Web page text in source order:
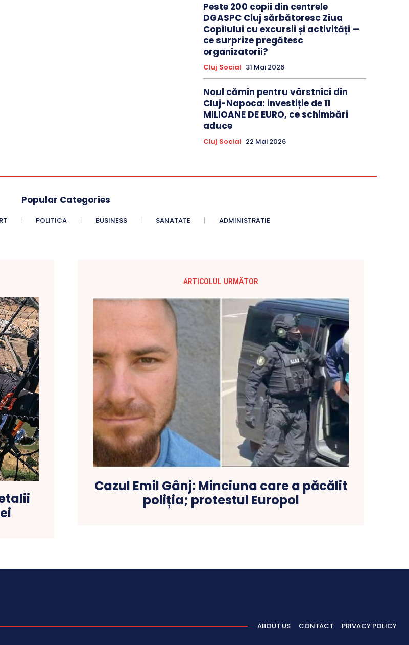
Peste 200 copii din centrele
DGASPC Cluj sărbătoresc Ziua
Copilului cu excursii și activități —
ce surprize pregătesc
organizatorii?
Cluj Social 31 Mai 2026
Noul cămin pentru vârstnici din
Cluj-Napoca: investiție de 11
MILIOANE DE EURO, ce schimbări
aduce
Cluj Social 22 Mai 2026
Popular Categories
POLITICA BUSINESS SANATATE ADMINISTRATIE
ARTICOLUL URMĂTOR
Cazul Emil Gânj: Minciuna care a păcălit
poliția; protestul Europol
ABOUT US CONTACT PRIVACY POLICY